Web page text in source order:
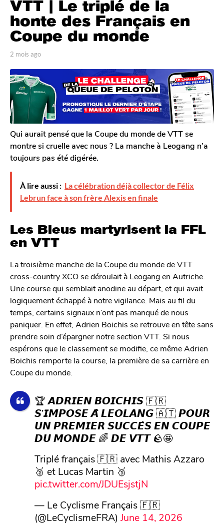
m
o
i
s
a
o
2
m
o
i
s
a
g
o
VTT | Le triplé de la
honte des Français en
Coupe du monde
p
r
T
o
m
G
a
l
e
r
o
n
2 mois ago
i
s
g
o
Qui aurait pensé que la Coupe du monde de VTT se
montre si cruelle avec nous ? La manche à Leogang n’a
toujours pas été digérée.
À lire aussi : La célébration déjà collector de Félix
Lebrun face à son frère Alexis en finale
Les Bleus martyrisent la FFL
en VTT
La troisième manche de la Coupe du monde de VTT
cross-country XCO se déroulait à Leogang en Autriche.
Une course qui semblait anodine au départ, et qui avait
logiquement échappé à notre vigilance. Mais au fil du
temps, certains signaux n’ont pas manqué de nous
paniquer. En effet, Adrien Boichis se retrouve en tête sans
prendre soin d’épargner notre section VTT. Si nous
espérons que le classement se modifie, ce même Adrien
Boichis remporte la course, la première de sa carrière en
Coupe du monde.
🏆 𝘼𝘿𝙍𝙄𝙀𝙉 𝘽𝙊𝙄𝘾𝙃𝙄𝙎 🇫🇷
𝙎’𝙄𝙈𝙋𝙊𝙎𝙀 𝘼̀ 𝙇𝙀𝙊𝙇𝘼𝙉𝙂 🇦🇹 𝙋𝙊𝙐𝙍
𝙐𝙉 𝙋𝙍𝙀𝙈𝙄𝙀𝙍 𝙎𝙐𝘾𝘾𝙀̀𝙎 𝙀𝙉 𝘾𝙊𝙐𝙋𝙀
𝘿𝙐 𝙈𝙊𝙉𝘿𝙀 🌈 𝘿𝙀 𝙑𝙏𝙏 🪨🤩
Triplé français 🇫🇷 avec Mathis Azzaro
🥈 et Lucas Martin 🥉
pic.twitter.com/JDUEsjstjN
— Le Cyclisme Français 🇫🇷
(@LeCyclismeFRA) June 14, 2026